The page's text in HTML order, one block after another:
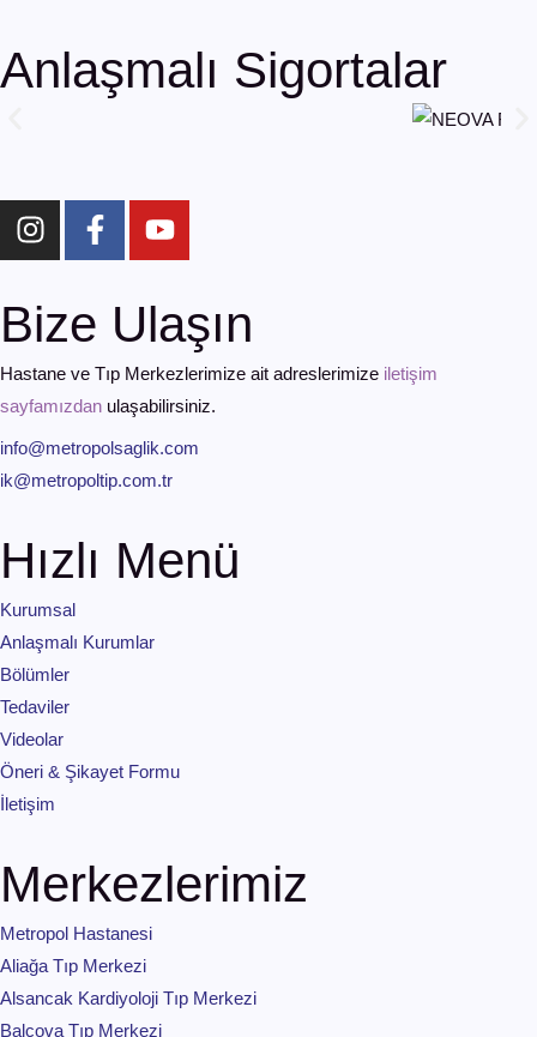
Anlaşmalı Sigortalar
Bize Ulaşın
Hastane ve Tıp Merkezlerimize ait adreslerimize iletişim
sayfamızdan ulaşabilirsiniz.
info@metropolsaglik.com
ik@metropoltip.com.tr
Hızlı Menü
Kurumsal
Anlaşmalı Kurumlar
Bölümler
Tedaviler
Videolar
Öneri & Şikayet Formu
İletişim
Merkezlerimiz
Metropol Hastanesi
Aliağa Tıp Merkezi
Alsancak Kardiyoloji Tıp Merkezi
Balçova Tıp Merkezi